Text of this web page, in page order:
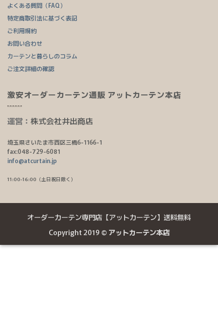
よくある質問（FAQ）
特定商取引法に基づく表記
ご利用規約
お問い合わせ
カーテンと暮らしのコラム
ご注文詳細の確認
激安オーダーカーテン通販 アットカーテン本店
運営： 株式会社井出商店
埼玉県さいたま市西区三橋6-1166-1
fax:048-729-6081
info@atcurtain.jp
11:00-16:00（土日祝日除く）
オーダーカーテン専門店【アットカーテン】送料無料
Copyright 2019 © アットカーテン本店